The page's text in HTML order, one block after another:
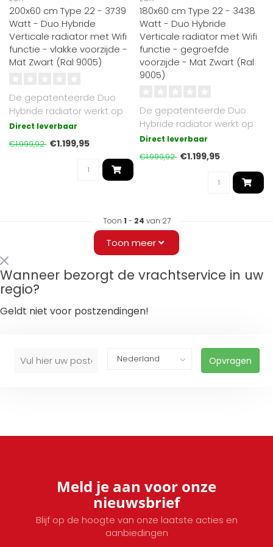
200x60 cm Type 22 - 3739
Watt - Duo Hybride
Verticale radiator met Wifi
functie - vlakke voorzijde -
Mat Zwart (Ral 9005)
De gepatenteerde Duo
Hybride radiator werkt op
cv of elektrisch. Mat Zwart
Direct leverbaar
€1.999,92 €1.199,95
180x60 cm Type 22 - 3438
Watt - Duo Hybride
Verticale radiator met Wifi
functie - gegroefde
voorzijde - Mat Zwart (Ral
9005)
De gepatenteerde Duo
Hybride radiator werkt op
cv of elektrisch. Mat Zwart
Direct leverbaar
€1.999,92 €1.199,95
Toon 1 - 24 van 27
Toon meer
Wanneer bezorgt de vrachtservice in uw
regio?
Geldt niet voor postzendingen!
Opvragen
Meld je aan voor onze
nieuwsbrief
Blijf op de hoogte van onze laatste acties en
aanbiedingen